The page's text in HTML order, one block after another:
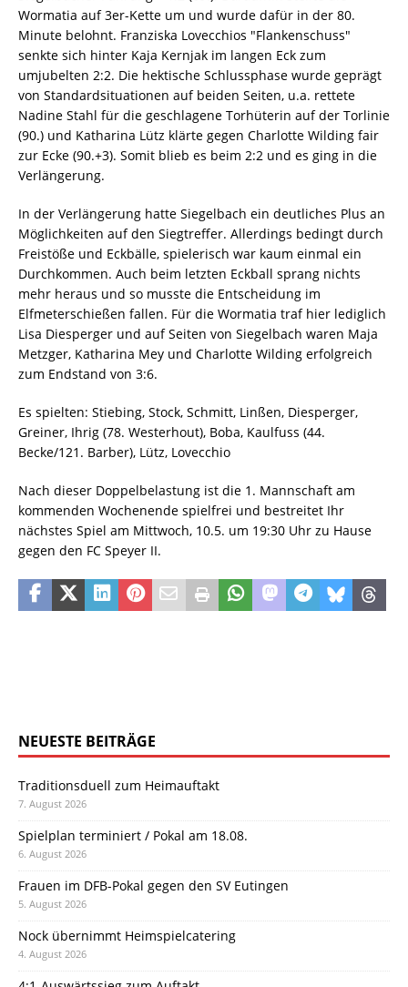
Wormatia auf 3er-Kette um und wurde dafür in der 80.
Minute belohnt. Franziska Lovecchios "Flankenschuss"
senkte sich hinter Kaja Kernjak im langen Eck zum
umjubelten 2:2. Die hektische Schlussphase wurde geprägt
von Standardsituationen auf beiden Seiten, u.a. rettete
Nadine Stahl für die geschlagene Torhüterin auf der Torlinie
(90.) und Katharina Lütz klärte gegen Charlotte Wilding fair
zur Ecke (90.+3). Somit blieb es beim 2:2 und es ging in die
Verlängerung.
In der Verlängerung hatte Siegelbach ein deutliches Plus an
Möglichkeiten auf den Siegtreffer. Allerdings bedingt durch
Freistöße und Eckbälle, spielerisch war kaum einmal ein
Durchkommen. Auch beim letzten Eckball sprang nichts
mehr heraus und so musste die Entscheidung im
Elfmeterschießen fallen. Für die Wormatia traf hier lediglich
Lisa Diesperger und auf Seiten von Siegelbach waren Maja
Metzger, Katharina Mey und Charlotte Wilding erfolgreich
zum Endstand von 3:6.
Es spielten: Stiebing, Stock, Schmitt, Linßen, Diesperger,
Greiner, Ihrig (78. Westerhout), Boba, Kaulfuss (44.
Becke/121. Barber), Lütz, Lovecchio
Nach dieser Doppelbelastung ist die 1. Mannschaft am
kommenden Wochenende spielfrei und bestreitet Ihr
nächstes Spiel am Mittwoch, 10.5. um 19:30 Uhr zu Hause
gegen den FC Speyer II.
NEUESTE BEITRÄGE
Traditionsduell zum Heimauftakt
7. August 2026
Spielplan terminiert / Pokal am 18.08.
6. August 2026
Frauen im DFB-Pokal gegen den SV Eutingen
5. August 2026
Nock übernimmt Heimspielcatering
4. August 2026